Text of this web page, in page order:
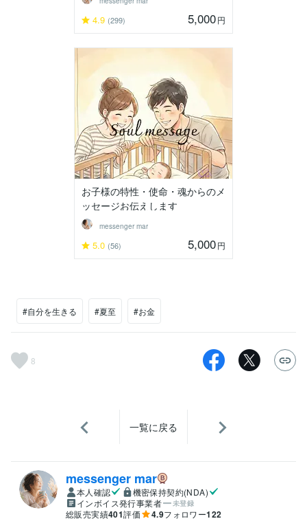
4.9 (299) 5,000円
お子様の特性・使命・魂からのメ
ッセージお伝えします
messenger mar
5.0 (56) 5,000円
#自分を生きる #夏至 #お金
8
一覧に戻る
messenger mar
本人確認
機密保持契約(NDA)
インボイス発行事業者
未登録
総販売実績401評価 4.9フォロワー122